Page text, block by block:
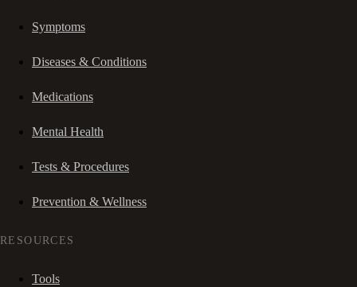
Symptoms
Diseases & Conditions
Medications
Mental Health
Tests & Procedures
Prevention & Wellness
RESOURCES
Tools